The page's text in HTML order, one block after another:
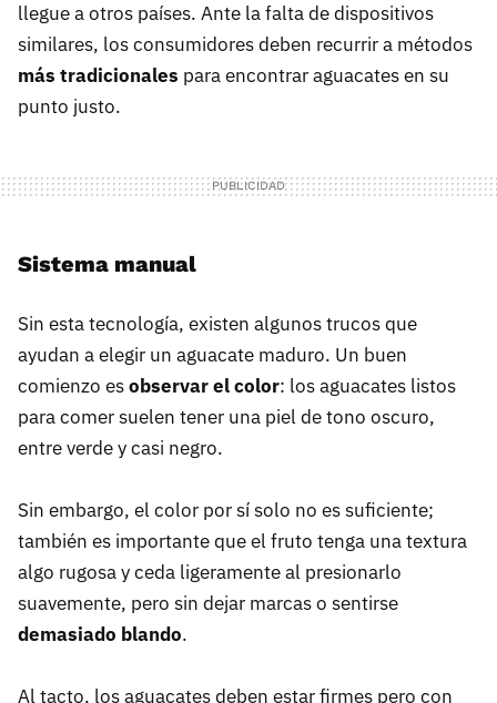
llegue a otros países. Ante la falta de dispositivos
similares, los consumidores deben recurrir a métodos
más tradicionales para encontrar aguacates en su
punto justo.
Sistema manual
Sin esta tecnología, existen algunos trucos que
ayudan a elegir un aguacate maduro. Un buen
comienzo esobservar el color: los aguacates listos
para comer suelen tener una piel de tono oscuro,
entre verde y casi negro.
Sin embargo, el color por sí solo no es suficiente;
también es importante que el fruto tenga una textura
algo rugosa y ceda ligeramente al presionarlo
suavemente, pero sin dejar marcas o sentirse
demasiado blando.
Al tacto, los aguacates deben estar firmes pero con